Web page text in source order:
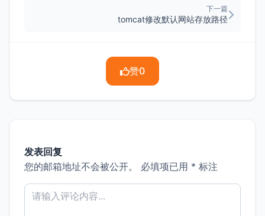
下一篇
tomcat修改默认网站存放路径
赞0
发表回复
您的邮箱地址不会被公开。
必填项已用 * 标注